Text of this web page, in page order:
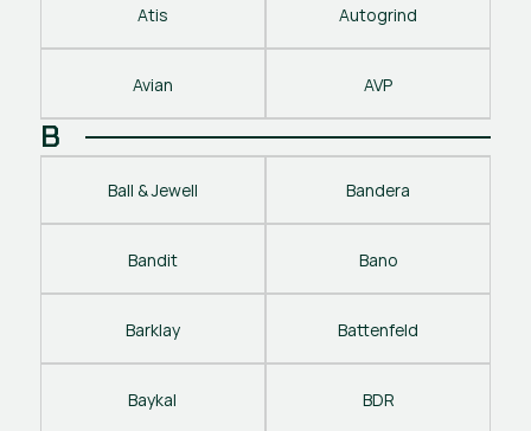
Atis Autogrind
Avian AVP
B
Ball & Jewell Bandera
Bandit Bano
Barklay Battenfeld
Baykal BDR